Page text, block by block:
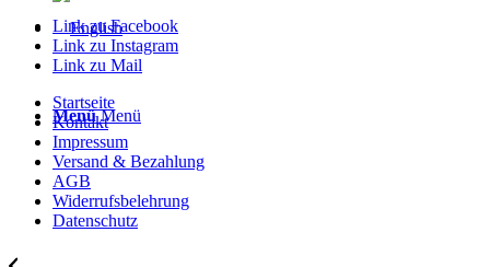
Menü Menü
Link zu Facebook
Link zu Instagram
Link zu Mail
Startseite
Kontakt
Impressum
Versand & Bezahlung
AGB
Widerrufsbelehrung
Datenschutz